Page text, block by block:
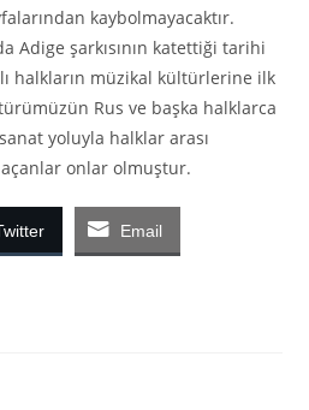
kaybolmayacaktır.
Adige şarkısının katettiği tarihi
halkların müzikal kültürlerine ilk
Rus ve başka halklarca
yoluyla halklar arası
açanlar onlar olmuştur.
Email